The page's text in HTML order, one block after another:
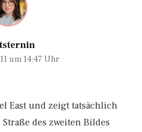
um 14:47 Uhr
East und zeigt tatsächlich
des zweiten Bildes